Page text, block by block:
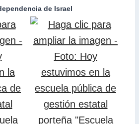
de Israel